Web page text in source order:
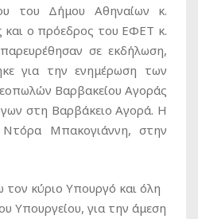
του Δήμου Αθηναίων κ.
ο πρόεδρος του ΕΦΕΤ κ.
σε εκδήλωση,
για την ενημέρωση των
Βαρβακείου Αγοράς
στη Βαρβάκειο Αγορά. Η
Μπακογιάννη, στην
κύριο Υπουργό και όλη
Υπουργείου, για την άμεση